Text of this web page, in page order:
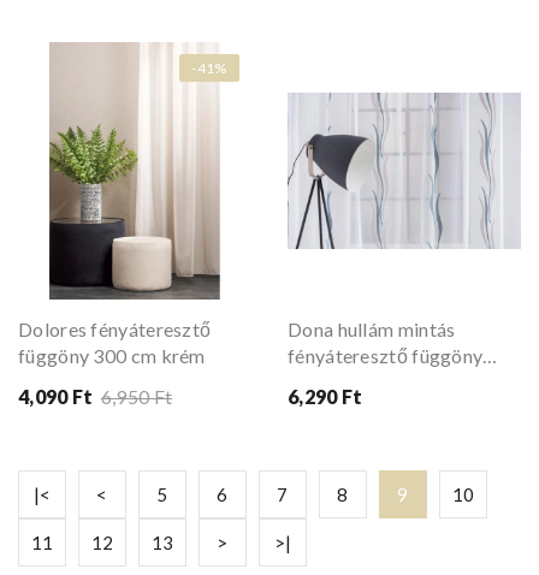
-41%
Dolores fényáteresztő
függöny 300 cm krém
4,090 Ft 6,950 Ft
Dona hullám mintás
fényáteresztő függöny
6,290 Ft
|< < 5 6 7 8 9 10
11 12 13 > >|